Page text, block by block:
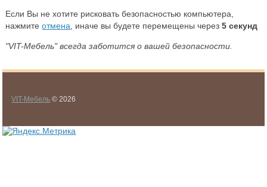
Если Вы не хотите рисковать безопасностью компьютера,
нажмитеотмена , иначе вы будете перемещены через5 секунд
"VIT-Мебель" всегда заботится о вашей безопасности.
VIT-Мебель © 2026